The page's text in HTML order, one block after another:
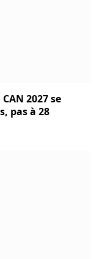
2027 se
pas à 28